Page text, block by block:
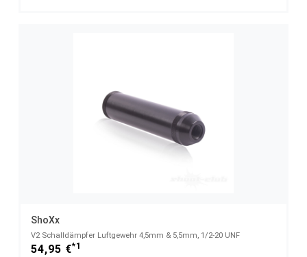
ShoXx
V2 Schalldämpfer Luftgewehr 4,5mm & 5,5mm, 1/2-20 UNF
54,95 €*1